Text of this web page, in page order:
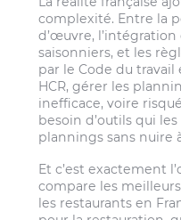
complexité. Entre la
d’œuvre,
saisonniers, et les
par le Code du
HCR, gérer les
inefficace, voire
besoin d’outils qui
plannings sans nuire
Et c’est exactement
compare les
les restaurants en